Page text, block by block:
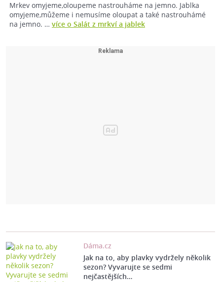
Mrkev omyjeme,oloupeme nastrouháme na jemno. Jablka
omyjeme,můžeme i nemusíme oloupat a také nastrouhámé
na jemno. … více o Salát z mrkví a jablek
Dáma.cz
Jak na to, aby plavky vydržely několik
sezon? Vyvarujte se sedmi
nejčastějších…